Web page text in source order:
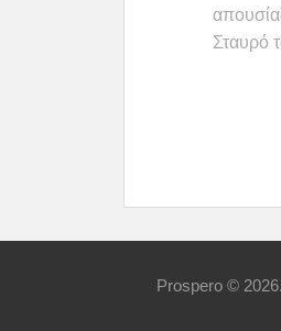
Σταυρό
Prospero ©